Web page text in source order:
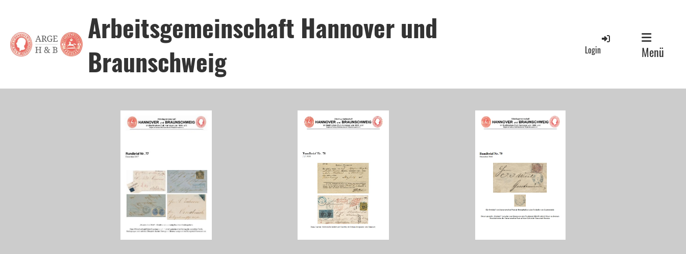
Arbeitsgemeinschaft Hannover und
Braunschweig
Login Menü